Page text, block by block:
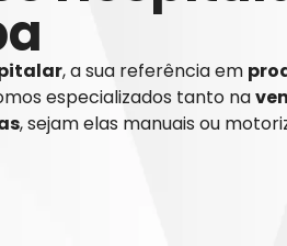
, a sua referência em
especializados tanto na
, sejam elas manuais ou